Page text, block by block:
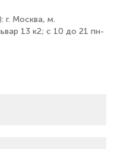
г. Москва, м.
13 к2; с 10 до 21 пн-